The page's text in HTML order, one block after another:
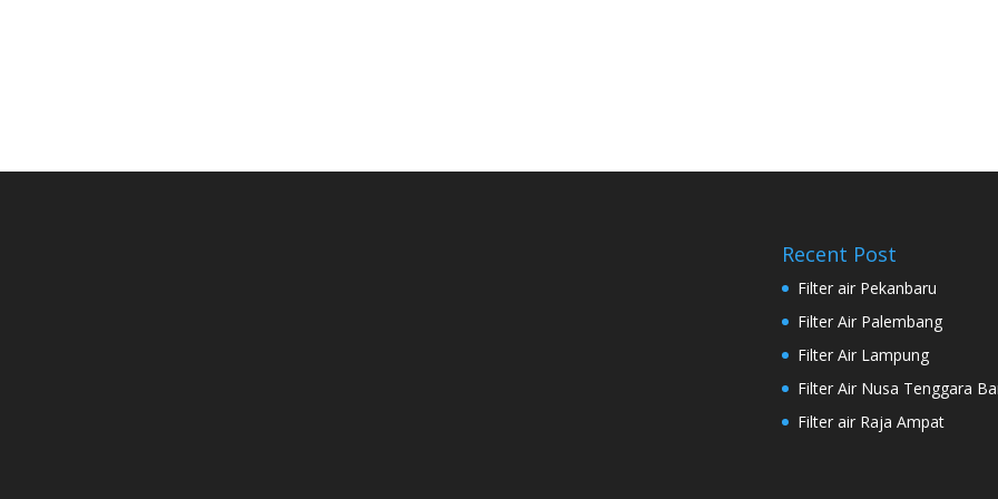
Recent Post
Filter air Pekanbaru
Filter Air Palembang
Filter Air Lampung
Filter Air Nusa Tenggara
Filter air Raja Ampat